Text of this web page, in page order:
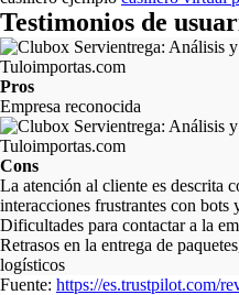
Testimonios de
Pros
Empresa reconocida
Cons
La atención al cliente es descrita
interacciones frustrantes con bots
Dificultades para contactar a la
Retrasos en la entrega de
logísticos
Fuente: https://es.trustpilot.com/